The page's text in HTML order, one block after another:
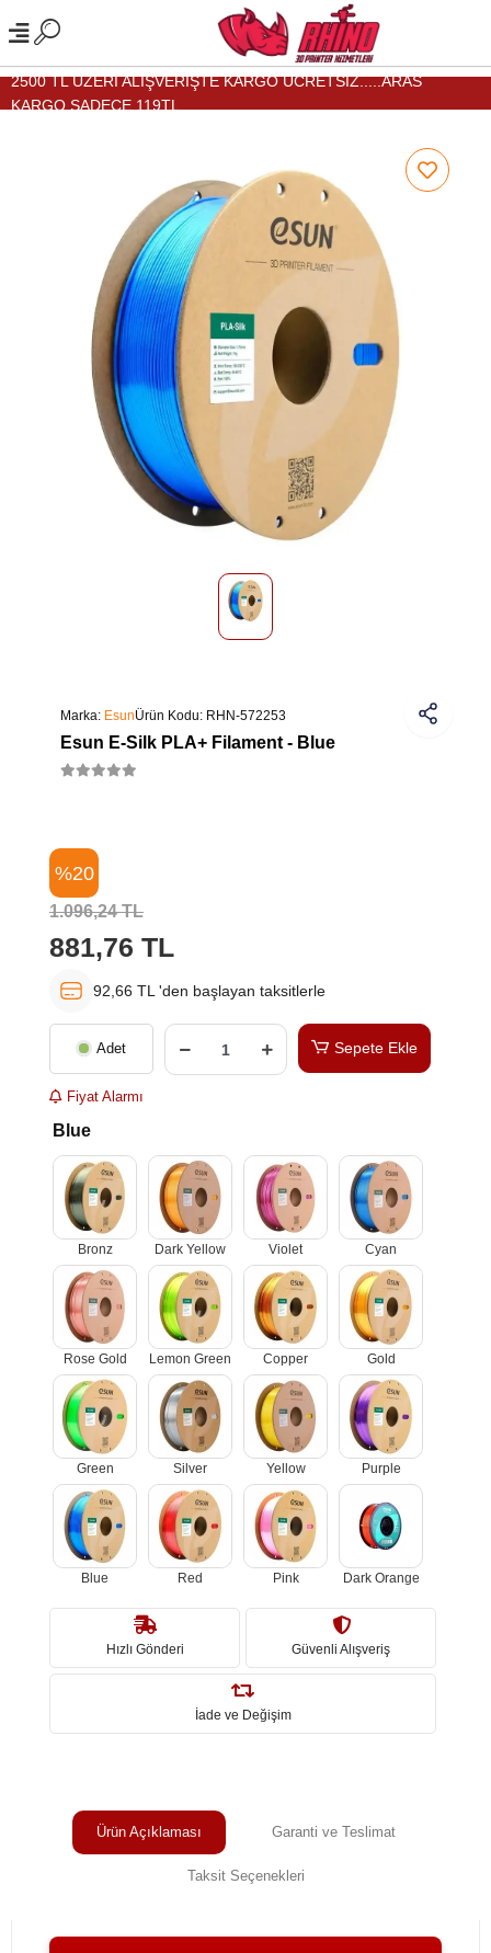
2500 TL ÜZERİ ALIŞVERİŞTE KARGO ÜCRETSİZ.....ARAS
KARGO SADECE 119TL...
Marka: EsunÜrün Kodu: RHN-572253
Esun E-Silk PLA+ Filament - Blue
%20
1.096,24 TL
881,76 TL
92,66 TL 'den başlayan taksitlerle
Adet Sepete Ekle
Fiyat Alarmı
Blue
Bronz Dark Yellow Violet Cyan
Rose Gold Lemon Green Copper Gold
Green Silver Yellow Purple
Blue Red Pink Dark Orange
Hızlı Gönderi Güvenli Alışveriş
İade ve Değişim
Ürün Açıklaması Garanti ve Teslimat
Taksit Seçenekleri